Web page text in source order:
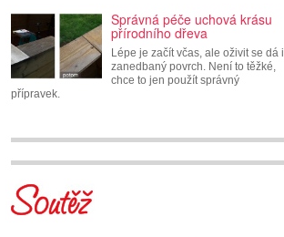
Správná péče uchová krásu
přírodního dřeva
Lépe je začít včas, ale oživit se dá i
zanedbaný povrch. Není to těžké,
chce to jen použít správný
přípravek.